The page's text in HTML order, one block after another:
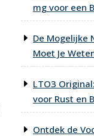
mg voor een
De Mogelijke
Moet Je
LTO3
voor Rust en
Ontdek de